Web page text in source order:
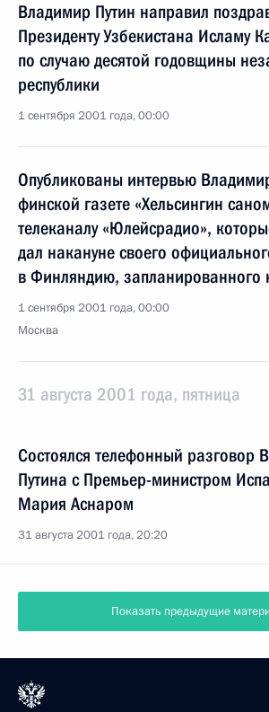
Владимир Путин направил
Президенту Узбекистана Исламу
по случаю десятой годовщины
республики
1 сентября 2001 года, 00:00
Опубликованы интервью
финской газете «Хельсингин
телеканалу «Юлейсрадио»,
дал накануне своего
в Финляндию, запланированного
1 сентября 2001 года, 00:00
Москва
31 августа 2001 года, пятница
Состоялся телефонный разговор
Путина с Премьер-министром
Мария Аснаром
31 августа 2001 года, 20:20
Показать предыдущие